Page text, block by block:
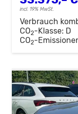
incl. 19% MwSt.
Verbrauch
CO2-Klasse: D
CO2-